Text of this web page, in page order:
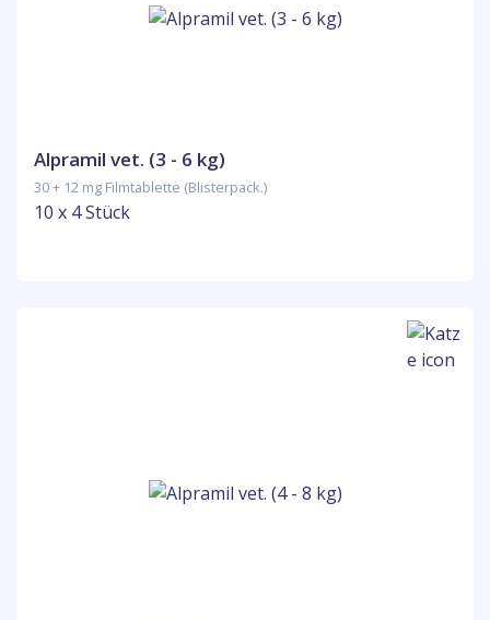
Alpramil vet. (3 - 6 kg)
30 + 12 mg Filmtablette (Blisterpack.)
10 x 4 Stück